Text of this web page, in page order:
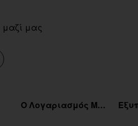
μαζί μας
Ο Λογαριασμός Μου